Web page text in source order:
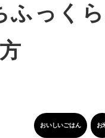
ふっく
おいしいごはん お